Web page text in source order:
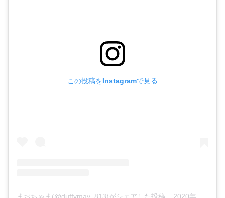
この投稿をInstagramで見る